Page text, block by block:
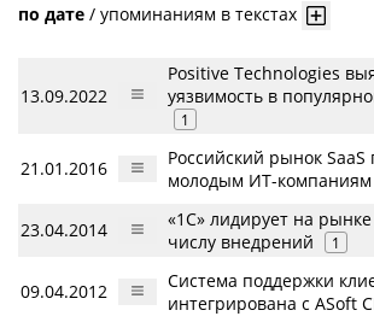
по дате / упоминаниям в текстах
13.09.2022
Positive Technologies
уязвимость в
1
21.01.2016
Российский рынок
молодым ИТ-компаниям
23.04.2014
«1С» лидирует на
числу внедрений
1
09.04.2012
Система поддержки
интегрирована с ASoft